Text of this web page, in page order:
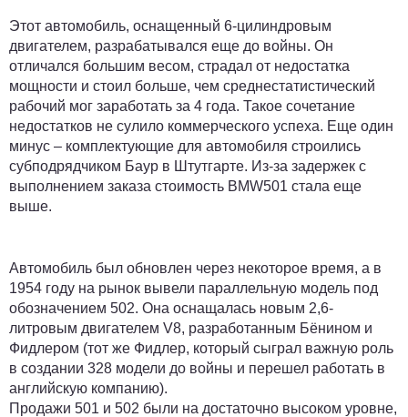
Этот автомобиль, оснащенный 6-цилиндровым
двигателем, разрабатывался еще до войны. Он
отличался большим весом, страдал от недостатка
мощности и стоил больше, чем среднестатистический
рабочий мог заработать за 4 года. Такое сочетание
недостатков не сулило коммерческого успеха. Еще один
минус – комплектующие для автомобиля строились
субподрядчиком Баур в Штутгарте. Из-за задержек с
выполнением заказа стоимость BMW501 стала еще
выше.
Автомобиль был обновлен через некоторое время, а в
1954 году на рынок вывели параллельную модель под
обозначением 502. Она оснащалась новым 2,6-
литровым двигателем V8, разработанным Бёнином и
Фидлером (тот же Фидлер, который сыграл важную роль
в создании 328 модели до войны и перешел работать в
английскую компанию).
Продажи 501 и 502 были на достаточно высоком уровне,